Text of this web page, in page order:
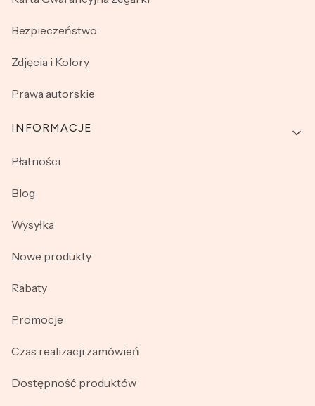
Bezpieczeństwo
Zdjęcia i Kolory
Prawa autorskie
INFORMACJE
Płatności
Blog
Wysyłka
Nowe produkty
Rabaty
Promocje
Czas realizacji zamówień
Dostępność produktów